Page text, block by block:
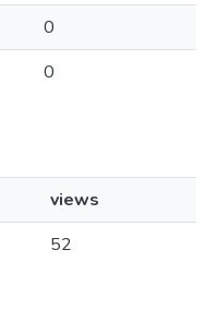
0
0
views
52